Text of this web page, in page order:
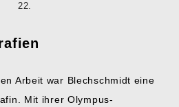
22.
Arbeit war Blechschmidt eine
Mit ihrer Olympus-